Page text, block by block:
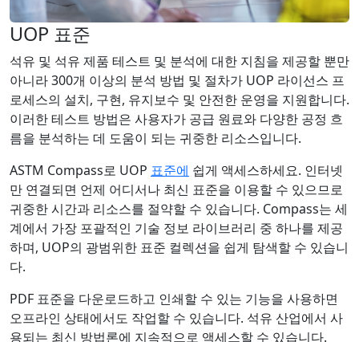
UOP 표준
석유 및 석유 제품 테스트 및 분석에 대한 지침을 제공할 뿐만
아니라 300개 이상의 분석 방법 및 절차가 UOP 라이선스 프
로세스의 설치, 구현, 유지보수 및 안전한 운영을 지원합니다.
이러한 테스트 방법은 사용자가 공급 원료와 다양한 공정 흐
름을 분석하는 데 도움이 되는 귀중한 리소스입니다.
ASTM Compass로 UOP 표준에 쉽게 액세스하세요. 인터넷
만 연결되면 언제 어디서나 최신 표준을 이용할 수 있으므로
귀중한 시간과 리소스를 절약할 수 있습니다. Compass는 세
계에서 가장 포괄적인 기술 정보 라이브러리 중 하나를 제공
하며, UOP의 광범위한 표준 컬렉션을 쉽게 탐색할 수 있습니
다.
PDF 표준을 다운로드하고 인쇄할 수 있는 기능을 사용하면
오프라인 상태에서도 작업할 수 있습니다. 석유 산업에서 사
용되는 최신 방법론에 지속적으로 액세스할 수 있습니다.